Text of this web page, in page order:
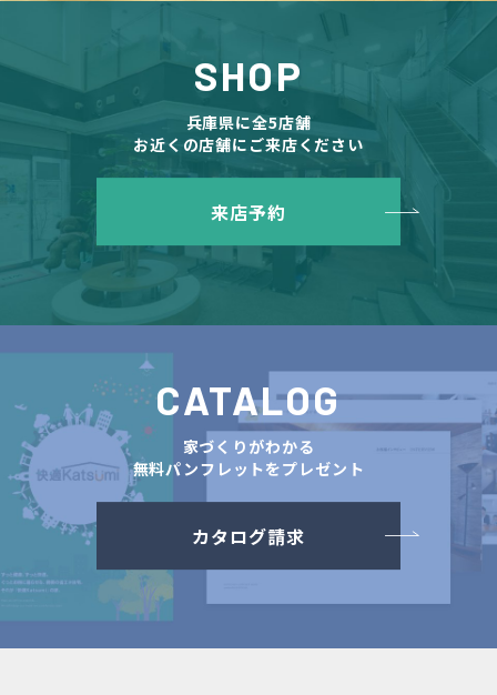
SHOP
兵庫県に全5店舗
お近くの店舗にご来店ください
来店予約
CATALOG
家づくりがわかる
無料パンフレットをプレゼント
カタログ請求